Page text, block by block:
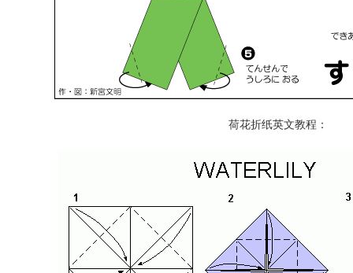
荷花折纸英文教程：